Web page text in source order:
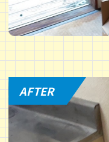
AFTER